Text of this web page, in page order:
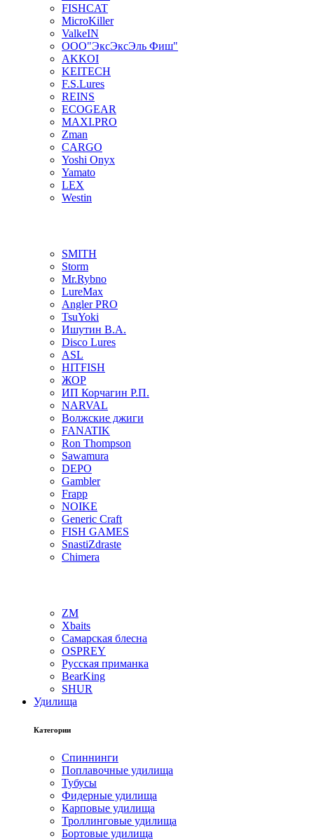
FISHCAT
MicroKiller
ValkeIN
ООО"ЭксЭксЭль Фиш"
AKKOI
KEITECH
F.S.Lures
REINS
ECOGEAR
MAXI.PRO
Zman
CARGO
Yoshi Onyx
Yamato
LEX
Westin
SMITH
Storm
Mr.Rybno
LureMax
Angler PRO
TsuYoki
Ишутин В.А.
Disco Lures
ASL
HITFISH
ЖОР
ИП Корчагин Р.П.
NARVAL
Волжские джиги
FANATIK
Ron Thompson
Sawamura
DEPO
Gambler
Frapp
NOIKE
Generic Craft
FISH GAMES
SnastiZdraste
Chimera
ZM
Xbaits
Самарская блесна
OSPREY
Русская приманка
BearKing
SHUR
Удилища
Категории
Спиннинги
Поплавочные удилища
Тубусы
Фидерные удилища
Карповые удилища
Троллинговые удилища
Бортовые удилища